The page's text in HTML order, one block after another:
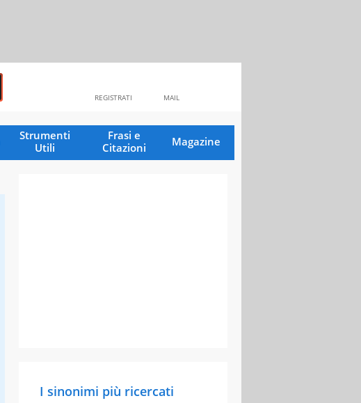
MAIL
REGISTRATI
Strumenti
Utili
Frasi e
Citazioni
Magazine
I sinonimi più ricercati